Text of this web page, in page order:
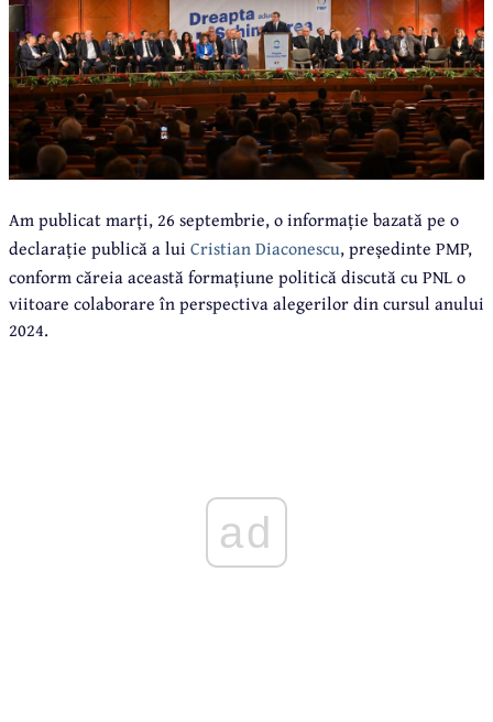
Am publicat marți, 26 septembrie, o informație bazată pe o
declarație publică a lui Cristian Diaconescu, președinte PMP,
conform căreia această formațiune politică discută cu PNL o
viitoare colaborare în perspectiva alegerilor din cursul anului
2024.
ad